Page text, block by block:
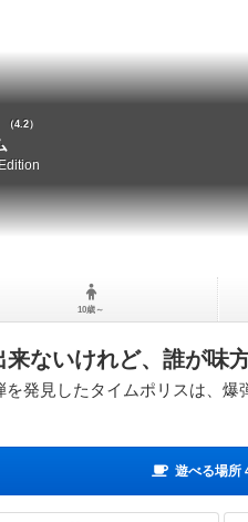
（4.2）
10歳～
ないけれど、誰が味
発見したタイムポリスは、爆
遊べる場所